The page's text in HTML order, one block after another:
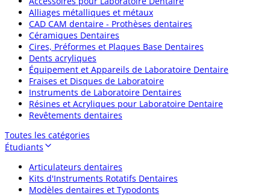
Alliages métalliques et métaux
CAD CAM dentaire - Prothèses dentaires
Céramiques Dentaires
Cires, Préformes et Plaques Base Dentaires
Dents acryliques
Équipement et Appareils de Laboratoire Dentaire
Fraises et Disques de Laboratoire
Instruments de Laboratoire Dentaires
Résines et Acryliques pour Laboratoire Dentaire
Revêtements dentaires
Toutes les catégories
Étudiants
Articulateurs dentaires
Kits d'Instruments Rotatifs Dentaires
Modèles dentaires et Typodonts